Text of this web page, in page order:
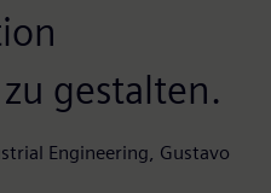
gestalten.
Engineering, Gustavo